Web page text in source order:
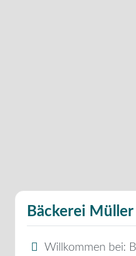
Bäckerei Müller
Willkommen bei: